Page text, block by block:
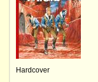
Hardcover